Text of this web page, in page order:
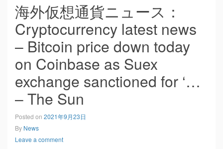
海外仮想通貨ニュース：
Cryptocurrency latest news
– Bitcoin price down today
on Coinbase as Suex
exchange sanctioned for ‘…
– The Sun
Posted on 2021年9月23日
By News
Leave a comment